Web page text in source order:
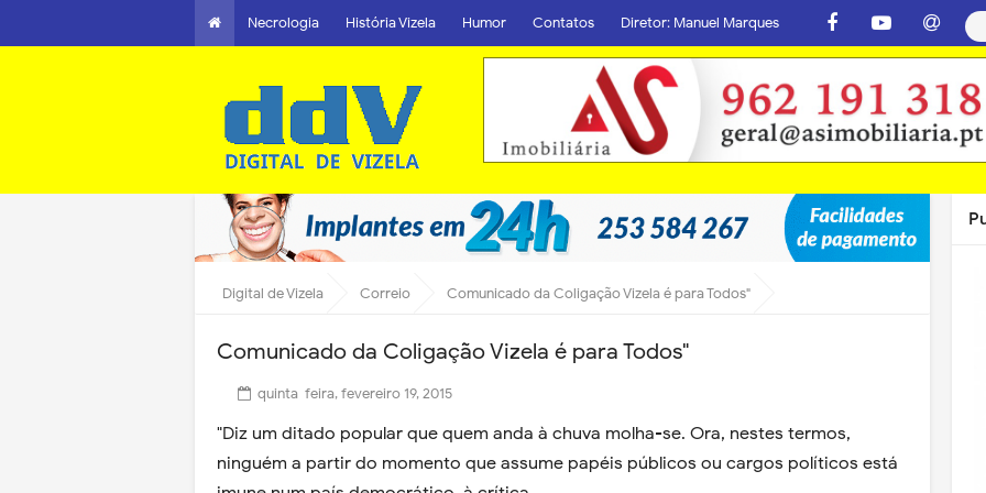
Necrologia História Vizela Humor Contatos Diretor: Manuel Marques
Digital de Vizela Correio Comunicado da Coligação Vizela é para Todos"
Comunicado da Coligação Vizela é para Todos"
quinta-feira, fevereiro 19, 2015
"Diz um ditado popular que quem anda à chuva molha-se. Ora, nestes termos,
ninguém a partir do momento que assume papéis públicos ou cargos políticos está